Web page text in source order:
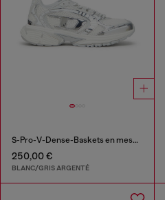
S-Pro-V-Dense-Baskets en mesh métallisé avec logo Oval D
250,00 €
BLANC/GRIS ARGENTÉ